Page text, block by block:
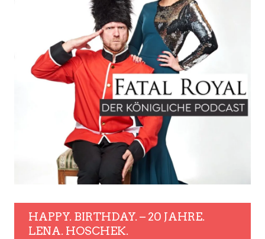
HAPPY. BIRTHDAY. – 20 JAHRE.
LENA. HOSCHEK.